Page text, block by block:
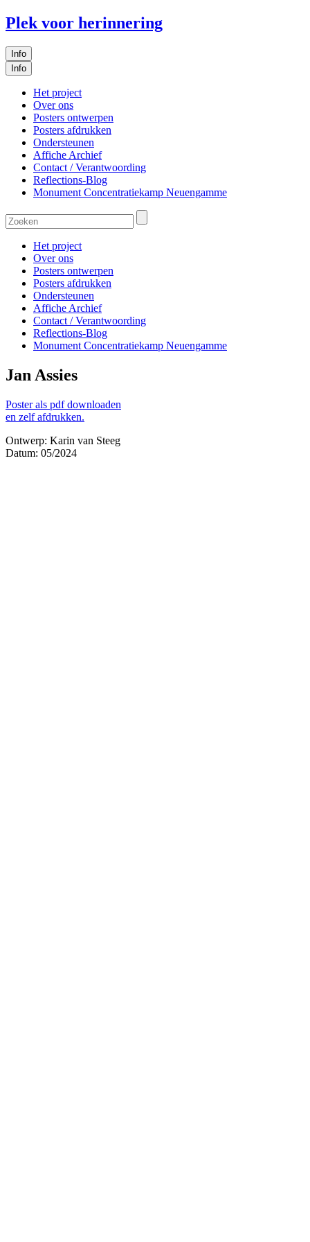
Plek voor herinnering
Info
Info
Het project
Over ons
Posters ontwerpen
Posters afdrukken
Ondersteunen
Affiche Archief
Contact / Verantwoording
Reflections-Blog
Monument Concentratiekamp Neuengamme
Het project
Over ons
Posters ontwerpen
Posters afdrukken
Ondersteunen
Affiche Archief
Contact / Verantwoording
Reflections-Blog
Monument Concentratiekamp Neuengamme
Jan Assies
Poster als pdf downloaden
en zelf afdrukken.
Ontwerp: Karin van Steeg
Datum: 05/2024